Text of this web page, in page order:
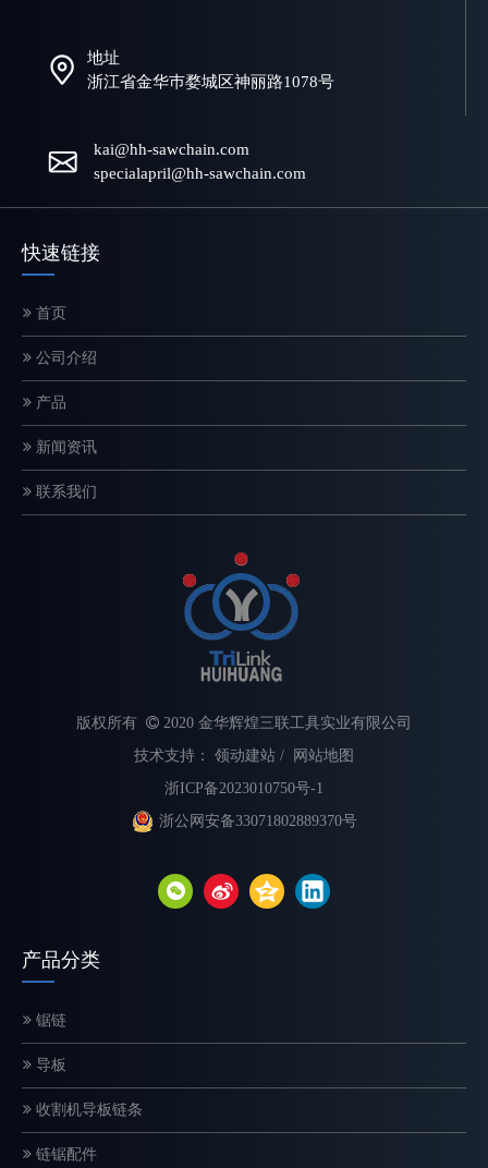
选择合适的链锯链对于最大限度地提高切割速度、提高安全性和延
地址
浙江省金华巿婺城区神丽路1078号
kai@hh-sawchain.com
specialapril@hh-sawchain.com
快速链接
首页
公司介绍
产品
新闻资讯
联系我们
版权所有  2020 金华辉煌三联工具实业有限公司
技术支持： 领动建站 /
网站地图
浙ICP备2023010750号-1
浙公网安备33071802889370号
产品分类
锯链
导板
收割机导板链条
链锯配件